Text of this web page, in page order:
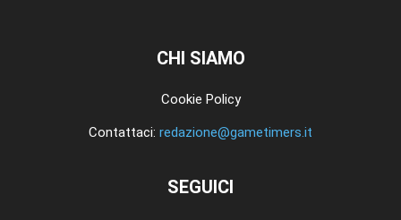
CHI SIAMO
Cookie Policy
Contattaci: redazione@gametimers.it
SEGUICI